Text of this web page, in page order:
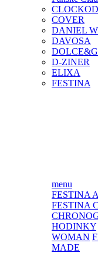
COVER
DANIEL
DAVOSA
D-ZINER
ELIXA
FESTINA
menu
FESTINA
FESTINA
HODINKY
WOMAN
MADE